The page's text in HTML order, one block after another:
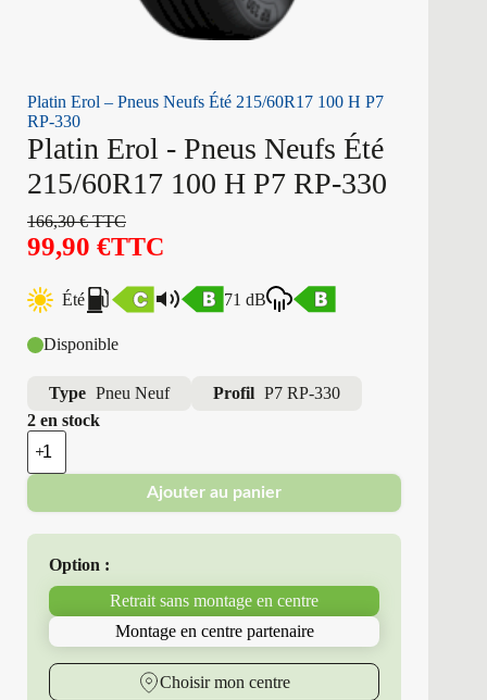
Platin Erol – Pneus Neufs Été 215/60R17 100 H P7
RP-330
Platin Erol - Pneus Neufs Été
215/60R17 100 H P7 RP-330
166,30€TTC
99,90 €TTC
Été 71 dB
Disponible
Type Pneu Neuf Profil P7 RP-330
2 en stock
quantité
de
Platin
-
Pneus
215/60R17
Ajouter au panier
Option :
Retrait sans montage en centre
Montage en centre partenaire
Choisir mon centre